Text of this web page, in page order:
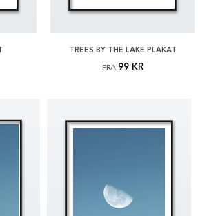
TREES BY THE LAKE PLAKAT
FRA 99 KR